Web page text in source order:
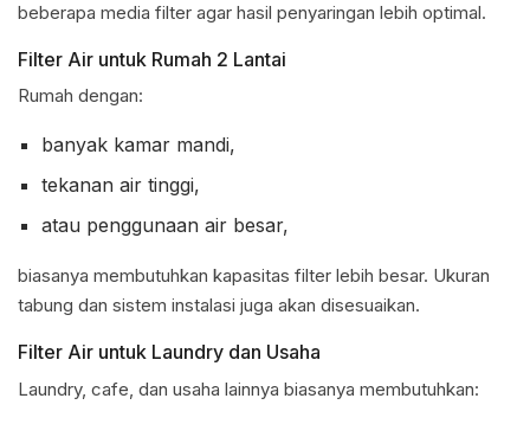
beberapa media filter agar hasil penyaringan lebih optimal.
Filter Air untuk Rumah 2 Lantai
Rumah dengan:
banyak kamar mandi,
tekanan air tinggi,
atau penggunaan air besar,
biasanya membutuhkan kapasitas filter lebih besar. Ukuran
tabung dan sistem instalasi juga akan disesuaikan.
Filter Air untuk Laundry dan Usaha
Laundry, cafe, dan usaha lainnya biasanya membutuhkan: